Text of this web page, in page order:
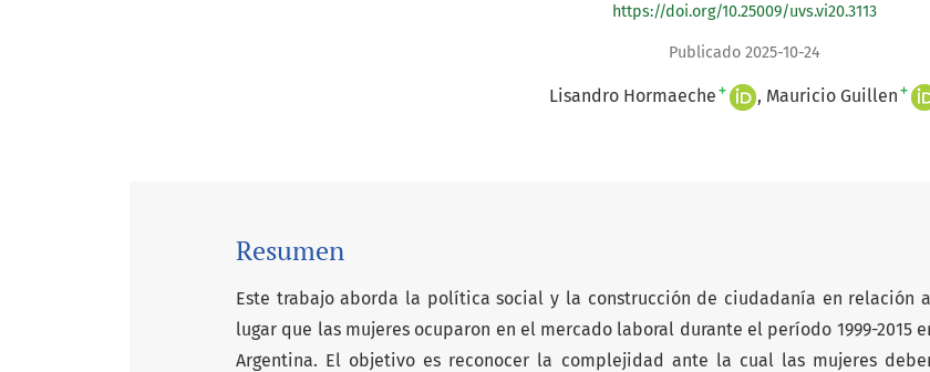
https://doi.org/10.25009/uvs.vi20.3113
Publicado 2025-10-24
Lisandro Hormaeche + Mauricio Guillen +
Resumen
Este trabajo aborda la política social y la construcción de ciudadanía en relación
lugar que las mujeres ocuparon en el mercado laboral durante el período 1999-2015
Argentina. El objetivo es reconocer la complejidad ante la cual las mujeres